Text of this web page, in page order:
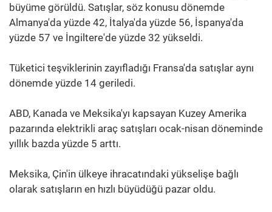
büyüme görüldü. Satışlar, söz konusu dönemde
Almanya'da yüzde 42, İtalya'da yüzde 56, İspanya'da
yüzde 57 ve İngiltere'de yüzde 32 yükseldi.
Tüketici teşviklerinin zayıfladığı Fransa'da satışlar aynı
dönemde yüzde 14 geriledi.
ABD, Kanada ve Meksika'yı kapsayan Kuzey Amerika
pazarında elektrikli araç satışları ocak-nisan döneminde
yıllık bazda yüzde 5 arttı.
Meksika, Çin'in ülkeye ihracatındaki yükselişe bağlı
olarak satışların en hızlı büyüdüğü pazar oldu.